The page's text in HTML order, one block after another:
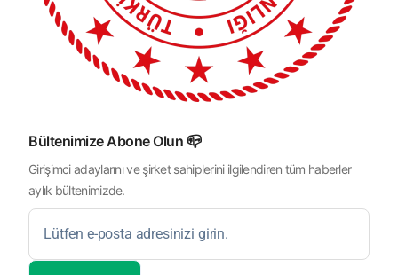
Bültenimize Abone Olun 📪
Girişimci adaylarını ve şirket sahiplerini ilgilendiren tüm haberler
aylık bültenimizde.